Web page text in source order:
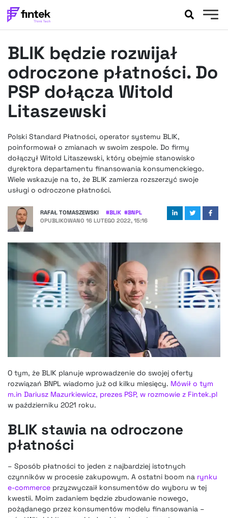
BANKOWOŚĆ
EVENTY
FELIETONY
WYWIADY
LEGAL
FINTEKEXTRA
OKIEM EKSPERTA
BLIK będzie rozwijał
odroczone płatności. Do
PSP dołącza Witold
Litaszewski
Polski Standard Płatności, operator systemu BLIK,
poinformował o zmianach w swoim zespole. Do firmy
dołączył Witold Litaszewski, który obejmie stanowisko
dyrektora departamentu finansowania konsumenckiego.
Wiele wskazuje na to, że BLIK zamierza rozszerzyć swoje
usługi o odroczone płatności.
RAFAŁ TOMASZEWSKI #BLIK #BNPL
OPUBLIKOWANO 16 LUTEGO 2022, 15:16
O tym, że BLIK planuje wprowadzenie do swojej oferty
rozwiązań BNPL wiadomo już od kilku miesięcy. Mówił o tym
m.in Dariusz Mazurkiewicz, prezes PSP, w rozmowie z Fintek.pl
w październiku 2021 roku.
BLIK stawia na odroczone
płatności
– Sposób płatności to jeden z najbardziej istotnych
czynników w procesie zakupowym. A ostatni boom na rynku
e-commerce przyzwyczaił konsumentów do wyboru w tej
kwestii. Moim zadaniem będzie zbudowanie nowego,
pożądanego przez konsumentów modelu finansowania –